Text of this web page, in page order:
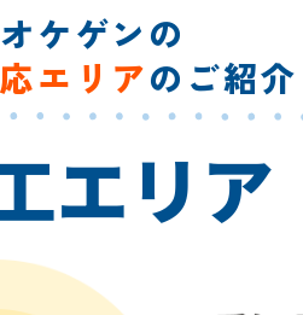
オケゲンの
エリアのご紹介
エリア